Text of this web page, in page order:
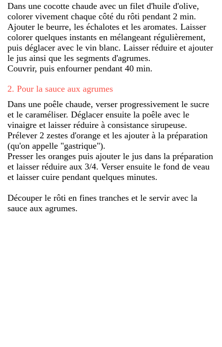
Dans une cocotte chaude avec un filet d'huile d'olive,
colorer vivement chaque côté du rôti pendant 2 min.
Ajouter le beurre, les échalotes et les aromates. Laisser
colorer quelques instants en mélangeant régulièrement,
puis déglacer avec le vin blanc. Laisser réduire et ajouter
le jus ainsi que les segments d'agrumes.
Couvrir, puis enfourner pendant 40 min.
2. Pour la sauce aux agrumes
Dans une poêle chaude, verser progressivement le sucre
et le caraméliser. Déglacer ensuite la poêle avec le
vinaigre et laisser réduire à consistance sirupeuse.
Prélever 2 zestes d'orange et les ajouter à la préparation
(qu'on appelle "gastrique").
Presser les oranges puis ajouter le jus dans la préparation
et laisser réduire aux 3/4. Verser ensuite le fond de veau
et laisser cuire pendant quelques minutes.
Découper le rôti en fines tranches et le servir avec la
sauce aux agrumes.